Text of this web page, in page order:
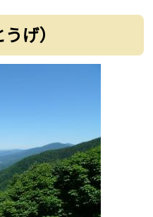
げ）